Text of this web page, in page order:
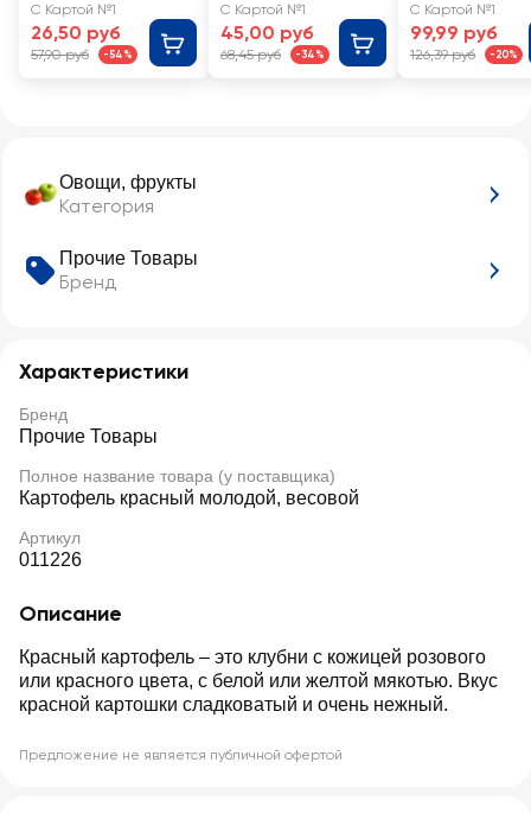
Овощи, фрукты
Категория
Прочие Товары
Бренд
Характеристики
Бренд
Прочие Товары
Полное название товара (у поставщика)
Картофель красный молодой, весовой
Артикул
011226
Описание
Красный картофель – это клубни с кожицей розового
или красного цвета, с белой или желтой мякотью. Вкус
красной картошки сладковатый и очень нежный.
Предложение не является публичной офертой
С Картой №1
26,50 руб
57,90 руб -54%
С Картой №1
45,00 руб
68,45 руб -34%
С Картой №1
99,99 руб
126,39 руб -20%